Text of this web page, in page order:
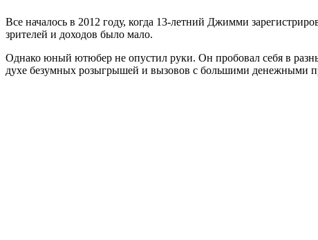
Все началось в 2012 году, когда 13-летний Джимми
зрителей и доходов было мало.
Однако юный ютюбер не опустил руки. Он пробовал себя в
духе безумных розыгрышей и вызовов с большими денежными